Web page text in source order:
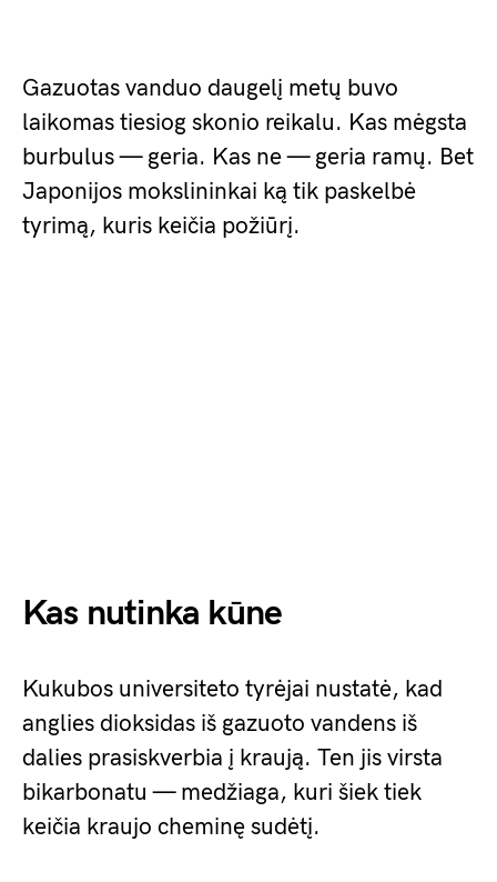
Gazuotas vanduo daugelį metų buvo
laikomas tiesiog skonio reikalu. Kas mėgsta
burbulus — geria. Kas ne — geria ramų. Bet
Japonijos mokslininkai ką tik paskelbė
tyrimą, kuris keičia požiūrį.
Kas nutinka kūne
Kukubos universiteto tyrėjai nustatė, kad
anglies dioksidas iš gazuoto vandens iš
dalies prasiskverbia į kraują. Ten jis virsta
bikarbonatu — medžiaga, kuri šiek tiek
keičia kraujo cheminę sudėtį.